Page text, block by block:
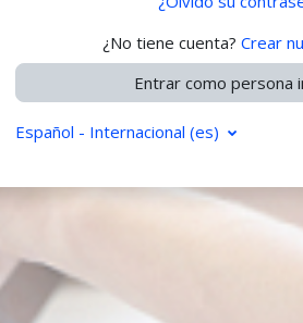
¿No tiene cuenta? Crear
Entrar como persona
Español - Internacional ‎(es)‎